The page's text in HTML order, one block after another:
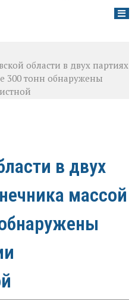
области в двух партиях
300 тонн обнаружены
в двух
массой